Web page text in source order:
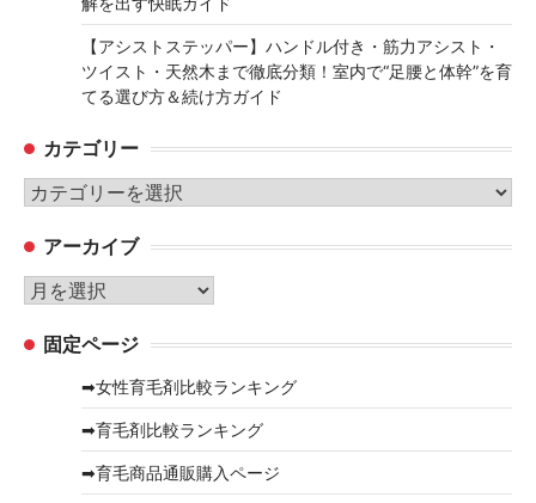
【アシストステッパー】ハンドル付き・筋力アシスト・
ツイスト・天然木まで徹底分類！室内で“足腰と体幹”を育
てる選び方＆続け方ガイド
カテゴリー
カ
ゴ
リ
ー
アーカイブ
ア
カ 固定ページ
➡女性育毛剤比較ランキング
➡育毛剤比較ランキング
➡育毛商品通販購入ページ